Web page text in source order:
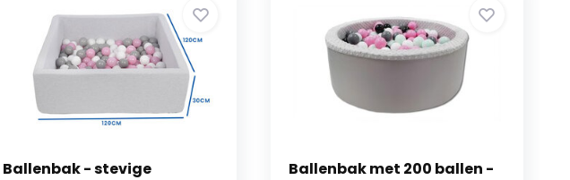
Ballenbak - stevige
Ballenbak met 200 ballen -